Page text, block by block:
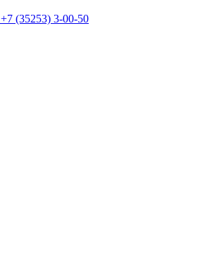
+7 (35253) 3-00-50